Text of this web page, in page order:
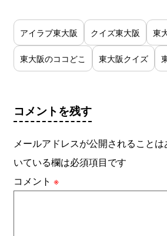
アイラブ東大阪 クイズ東大阪 東
東大阪のココどこ 東大阪クイズ
コメントを残す
メールアドレスが公開されることは
いている欄は必須項目です
コメント※